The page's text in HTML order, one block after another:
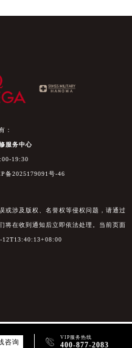
：
服务中心
19:30
备2025179091号-46
或涉及版权、名誉权等侵权问题，请通过
将在收到通知后立即依法处理。当前页面
12T13:40:13+08:00
咨询  VIP服务热线
400-877-2083